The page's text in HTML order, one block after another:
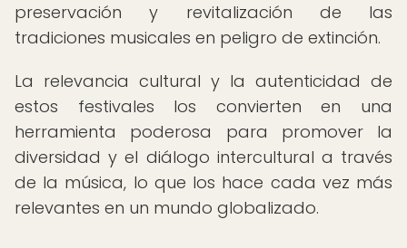
preservación y revitalización de las
tradiciones musicales en peligro de extinción.
La relevancia cultural y la autenticidad de
estos festivales los convierten en una
herramienta poderosa para promover la
diversidad y el diálogo intercultural a través
de la música, lo que los hace cada vez más
relevantes en un mundo globalizado.